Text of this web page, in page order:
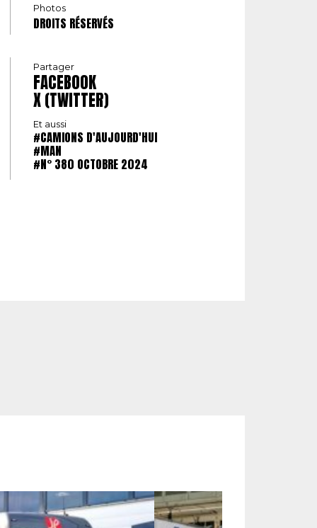
Photos
DROITS RÉSERVÉS
Partager
FACEBOOK
X (TWITTER)
Et aussi
#CAMIONS D'AUJOURD'HUI
#MAN
#N° 380 OCTOBRE 2024